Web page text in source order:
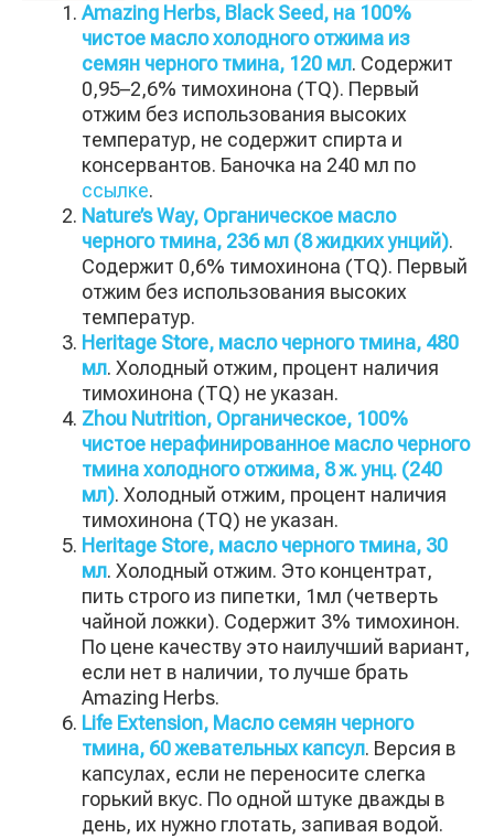
Amazing Herbs, Black Seed, на 100%
чистое масло холодного отжима из
семян черного тмина, 120 мл. Содержит
0,95–2,6% тимохинона (TQ). Первый
отжим без использования высоких
температур, не содержит спирта и
консервантов. Баночка на 240 мл по
ссылке.
Nature’s Way, Органическое масло
черного тмина, 236 мл (8 жидких унций).
Содержит 0,6% тимохинона (TQ). Первый
отжим без использования высоких
температур.
Heritage Store, масло черного тмина, 480
мл. Холодный отжим, процент наличия
тимохинона (TQ) не указан.
Zhou Nutrition, Органическое, 100%
чистое нерафинированное масло черного
тмина холодного отжима, 8 ж. унц. (240
мл). Холодный отжим, процент наличия
тимохинона (TQ) не указан.
Heritage Store, масло черного тмина, 30
мл. Холодный отжим. Это концентрат,
пить строго из пипетки, 1мл (четверть
чайной ложки). Содержит 3% тимохинон.
По цене качеству это наилучший вариант,
если нет в наличии, то лучше брать
Amazing Herbs.
Life Extension, Масло семян черного
тмина, 60 жевательных капсул. Версия в
капсулах, если не переносите слегка
горький вкус. По одной штуке дважды в
день, их нужно глотать, запивая водой.